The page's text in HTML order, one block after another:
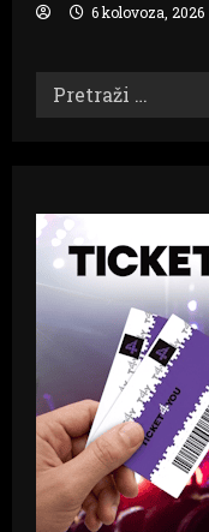
6 kolovoza, 2026
Pretraži: